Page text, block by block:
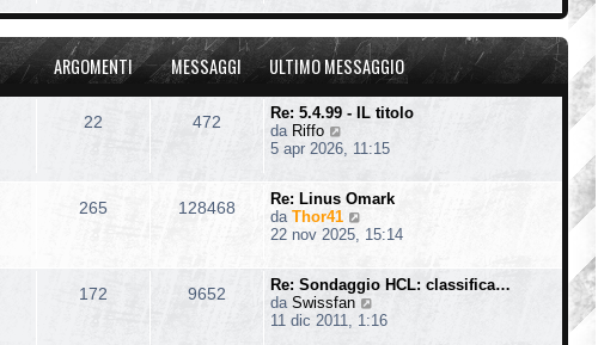
o
s
a
g
g
i
o
m
o
m
e
s
g
o
i
l
t
m
o
m
e
s
g
o
ARGOMENTI MESSAGGI ULTIMO MESSAGGIO
22 472
Re: 5.4.99 - IL titolo
da Riffo
e
i
u
l
t
m
o
m
e
5 apr 2026, 11:15
265 128468
Re: Linus Omark
da Thor41
e
i
u
l
t
22 nov 2025, 15:14
172 9652
Re: Sondaggio HCL: classifica…
da Swissfan
e
11 dic 2011, 1:16